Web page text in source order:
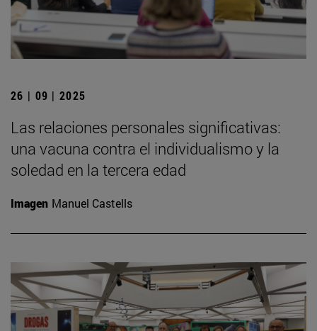
26 | 09 | 2025
Las relaciones personales significativas:
una vacuna contra el individualismo y la
soledad en la tercera edad
Imagen Manuel Castells